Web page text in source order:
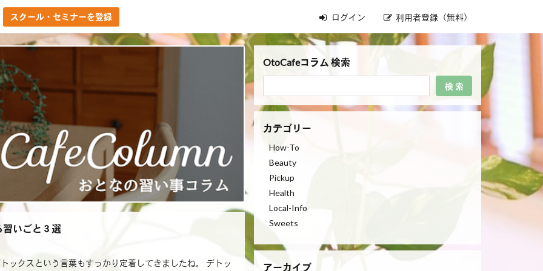
スクール・セミナーを登録 ログイン 利用者登録（無料）
いごと３選
ックスという言葉もすっかり定着してきましたね。 デトッ
OtoCafeコラム 検索
検 索
カテゴリー
How-To
Beauty
Pickup
Health
Local-Info
Sweets
アーカイブ